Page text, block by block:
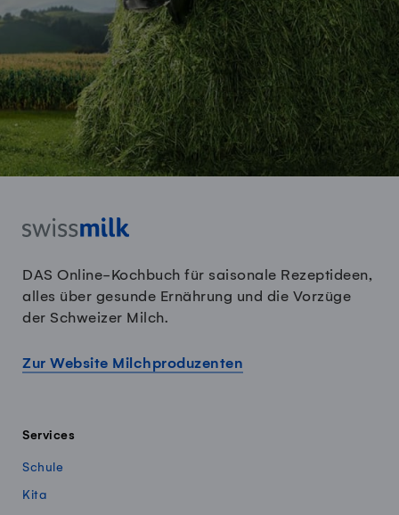
DAS Online-Kochbuch für saisonale Rezeptideen,
alles über gesunde Ernährung und die Vorzüge
der Schweizer Milch.
Zur Website Milchproduzenten
Services
Schule
Kita